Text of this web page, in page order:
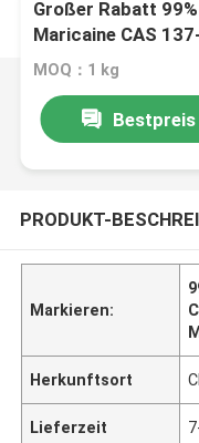
Großer Rabatt
Maricaine CAS
MOQ：1 kg
Bestpreis
PRODUKT-
Markieren:
Herkunftsort
Lieferzeit